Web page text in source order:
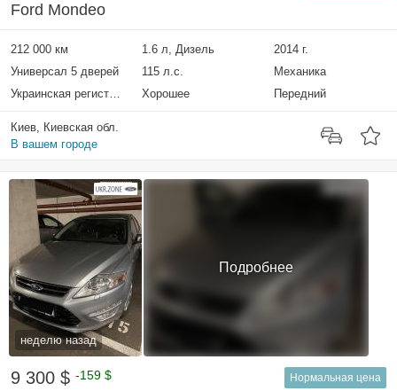
Ford Mondeo
212 000 км 1.6 л, Дизель
2014 г.
Универсал 5 дверей
115 л.с.
Механика
Украинская регистрация
Хорошее Передний
Киев, Киевская обл.
В вашем городе
неделю назад
Подробнее
9 300 $ -159 $ Нормальная цена